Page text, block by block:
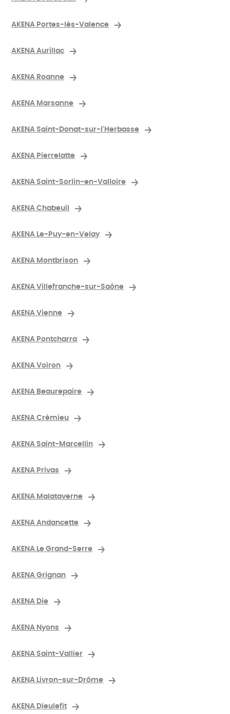
AKENA Portes-lès-Valence
AKENA Aurillac
AKENA Roanne
AKENA Marsanne
AKENA Saint-Donat-sur-l'Herbasse
AKENA Pierrelatte
AKENA Saint-Sorlin-en-Valloire
AKENA Chabeuil
AKENA Le-Puy-en-Velay
AKENA Montbrison
AKENA Villefranche-sur-Saône
AKENA Vienne
AKENA Pontcharra
AKENA Voiron
AKENA Beaurepaire
AKENA Crémieu
AKENA Saint-Marcellin
AKENA Privas
AKENA Malataverne
AKENA Andancette
AKENA Le Grand-Serre
AKENA Grignan
AKENA Die
AKENA Nyons
AKENA Saint-Vallier
AKENA Livron-sur-Drôme
AKENA Dieulefit